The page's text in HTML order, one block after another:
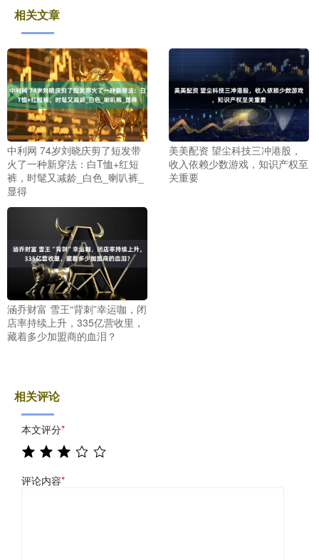
相关文章
中利网 74岁刘晓庆剪了短发带
火了一种新穿法：白T恤+红短
裤，时髦又减龄_白色_喇叭裤_
显得
美美配资 望尘科技三冲港股，
收入依赖少数游戏，知识产权至
关重要
涵乔财富 雪王“背刺”幸运咖，闭
店率持续上升，335亿营收里，
藏着多少加盟商的血泪？
相关评论
本文评分*
评论内容*